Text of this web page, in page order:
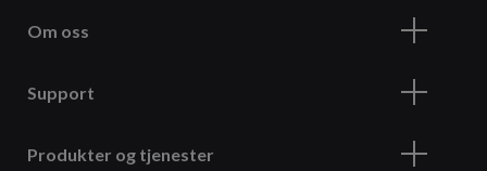
Om oss
Support
Produkter og tjenester